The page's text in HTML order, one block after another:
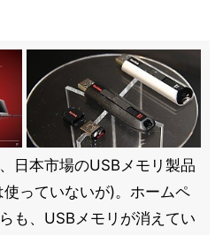
日本市場のUSBメモリ製品
っていないが)。ホームペ
も、USBメモリが消えてい